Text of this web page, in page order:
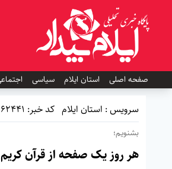
صفحه اصلی
استان ایلام سیاسی
سرویس : استان ایلام کد خبر: 62441
بشنویم؛
هر روز یک صفحه از قرآن کریم